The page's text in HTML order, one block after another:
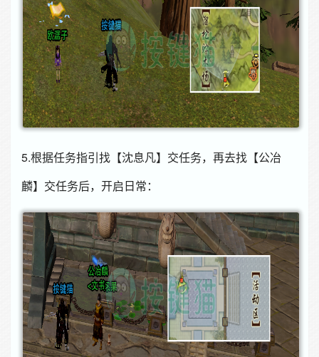
5.根据任务指引找【沈息凡】交任务，再去找【公冶
麟】交任务后，开启日常：